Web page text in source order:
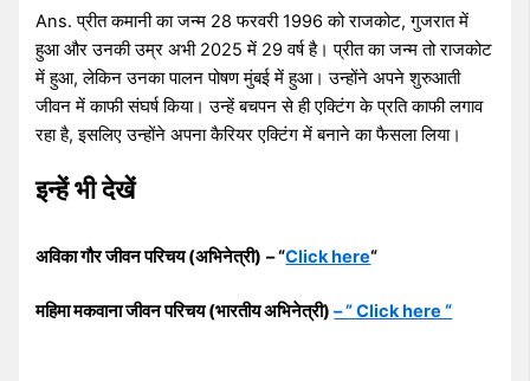
Ans. प्रीत कमानी का जन्म 28 फरवरी 1996 को राजकोट, गुजरात में
हुआ और उनकी उम्र अभी 2025 में 29 वर्ष है। प्रीत का जन्म तो राजकोट
में हुआ, लेकिन उनका पालन पोषण मुंबई में हुआ। उन्होंने अपने शुरुआती
जीवन में काफी संघर्ष किया। उन्हें बचपन से ही एक्टिंग के प्रति काफी लगाव
रहा है, इसलिए उन्होंने अपना कैरियर एक्टिंग में बनाने का फैसला लिया।
इन्हें भी देखें
अविका गौर जीवन परिचय (अभिनेत्री) – “Click here“
महिमा मकवाना जीवन परिचय (भारतीय अभिनेत्री)– ” Click here “